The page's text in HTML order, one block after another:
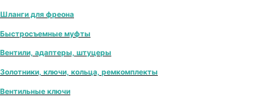
Шланги для фреона
Быстросъемные муфты
Вентили, адаптеры, штуцеры
Золотники, ключи, кольца, ремкомплекты
Вентильные ключи